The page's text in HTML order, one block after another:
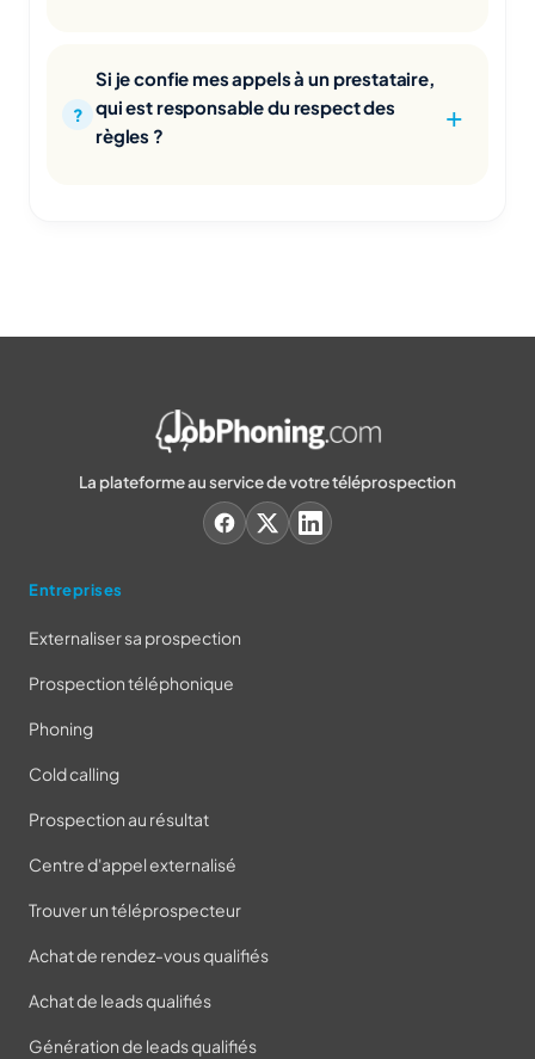
Si je confie mes appels à un prestataire,
qui est responsable du respect des
règles ?
La plateforme au service de votre téléprospection
Entreprises
Externaliser sa prospection
Prospection téléphonique
Phoning
Cold calling
Prospection au résultat
Centre d'appel externalisé
Trouver un téléprospecteur
Achat de rendez-vous qualifiés
Achat de leads qualifiés
Génération de leads qualifiés